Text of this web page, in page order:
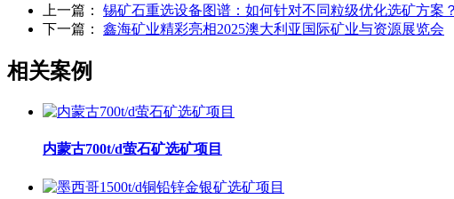
上一篇： 锡矿石重选设备图谱：如何针对不同粒级优化选矿方案？
下一篇： 鑫海矿业精彩亮相2025澳大利亚国际矿业与资源展览会
相关案例
内蒙古700t/d萤石矿选矿项目